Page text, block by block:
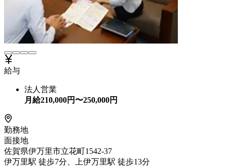
給与
法人営業
月給210,000円〜250,000円
勤務地
面接地
佐賀県伊万里市立花町1542-37
伊万里駅 徒歩7分、上伊万里駅 徒歩13分